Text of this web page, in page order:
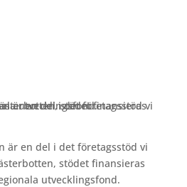
är en del i det företagsstöd vi
stödet finansieras
utvecklingsfond.